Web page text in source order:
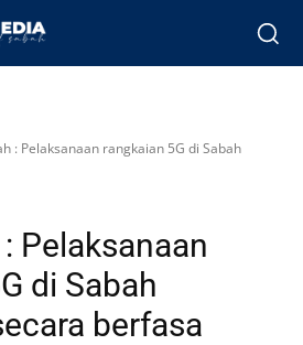
: Pelaksanaan rangkaian 5G di Sabah
Pelaksanaan
di Sabah
berfasa